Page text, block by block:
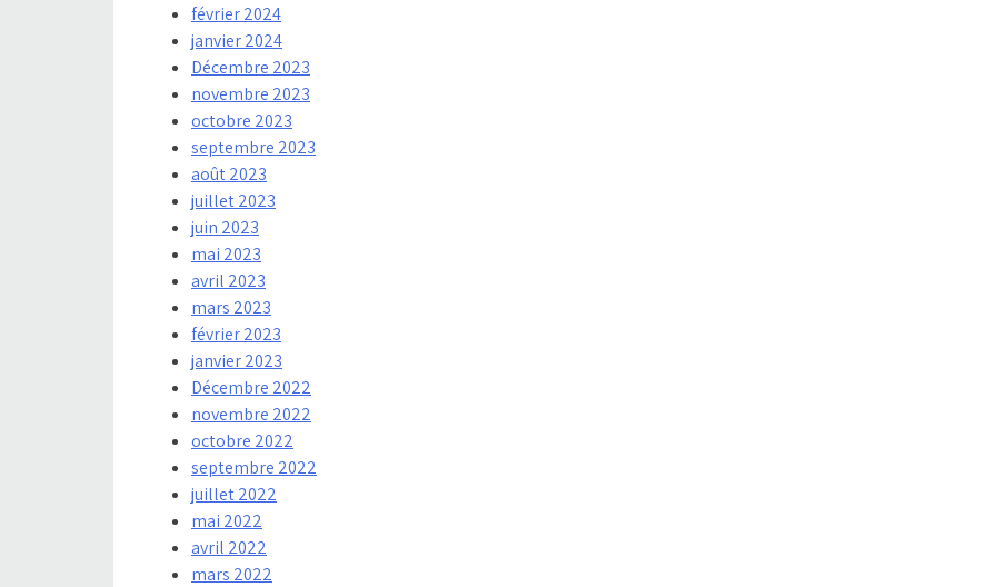
février 2024
janvier 2024
Décembre 2023
novembre 2023
octobre 2023
septembre 2023
août 2023
juillet 2023
juin 2023
mai 2023
avril 2023
mars 2023
février 2023
janvier 2023
Décembre 2022
novembre 2022
octobre 2022
septembre 2022
juillet 2022
mai 2022
avril 2022
mars 2022